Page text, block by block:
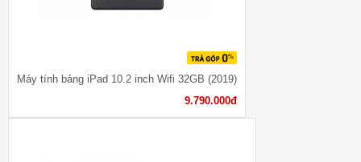
Máy tính bảng iPad 10.2 inch Wifi 32GB (2019)
9.790.000đ